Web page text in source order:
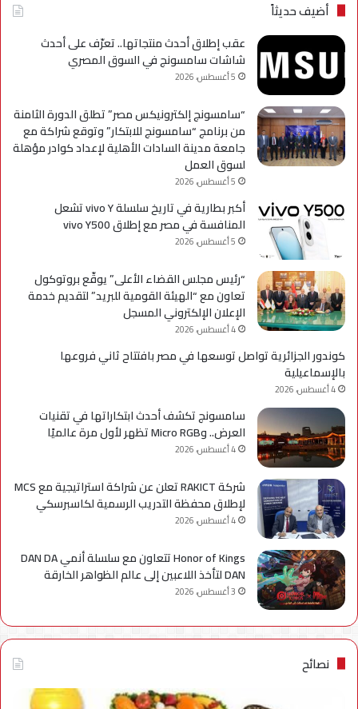
Galaxy
A
أضيف حديثاً
عقب إطلاق أحدث منتجاتها.. تعرّف على أحدث
شاشات سامسونج في السوق المصري
5 أغسطس، 2026
“سامسونج إلكترونيكس مصر” تطلق الدورة الثامنة
من برنامج “سامسونج للابتكار” وتوقع شراكة مع
جامعة مدينة السادات الأهلية لإعداد كوادر مؤهلة
لسوق العمل
5 أغسطس، 2026
أكبر بطارية في تاريخ سلسلة vivo Y تشعل
المنافسة في مصر مع إطلاق vivo Y500
5 أغسطس، 2026
“رئيس مجلس القضاء الأعلى” يوقّع بروتوكول
تعاون مع “الهيئة القومية للبريد” لتقديم خدمة
الإعلان الإلكتروني المسجل
4 أغسطس، 2026
كوندور الجزائرية تواصل توسعها في مصر بافتتاح ثاني فروعها
بالإسماعيلية
4 أغسطس، 2026
سامسونج تكشف أحدث ابتكاراتها في تقنيات
العرض.. وMicro RGB تظهر لأول مرة عالميًا
4 أغسطس، 2026
شركة RAKICT تعلن عن شراكة استراتيجية مع MCS
لإطلاق محفظة التدريب الرسمية لكاسبرسكي
4 أغسطس، 2026
Honor of Kings تتعاون مع سلسلة أنمي DAN DA
DAN لتأخذ اللاعبين إلى عالم الظواهر الخارقة
3 أغسطس، 2026
نصائح